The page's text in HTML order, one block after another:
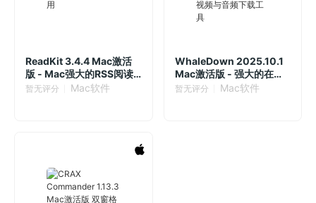
ReadKit 3.4.4 Mac激活
版 - Mac强大的RSS阅读
应用
暂无评分 Mac软件
WhaleDown 2025.10.1
Mac激活版 - 强大的在线
视频与音频下载工具
暂无评分 Mac软件